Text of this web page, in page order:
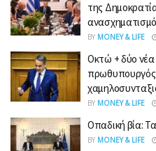
της
BY MONEY & LIFE
Οκτώ + δύο νέα
πρωθυπουργός
BY MONEY & LIFE
Οπαδική βία:
BY MONEY & LIFE